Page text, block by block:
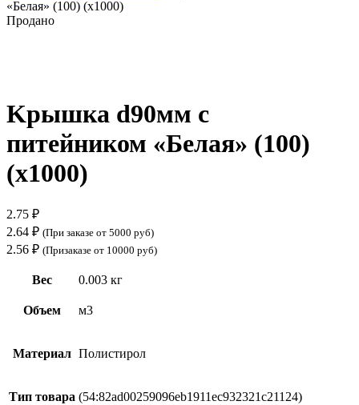
«Белая» (100) (х1000)
Продано
Kрышка d90мм с
питейником «Белая» (100)
(х1000)
2.75 ₽
2.64 ₽ (При заказе от 5000 руб)
2.56 ₽ (Призаказе от 10000 руб)
Вес 0.003 кг
Объем м3
Материал Полистирол
Тип товара (54:82ad00259096eb1911ec932321c21124)